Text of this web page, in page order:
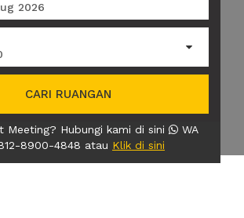
2026
CARI RUANGAN
Meeting? Hubungi kami di sini
WA
8900-4848 atau Klik di sini